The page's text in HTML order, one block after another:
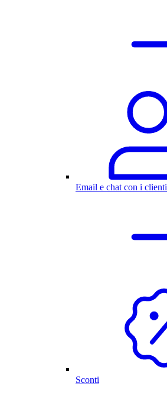
Email e chat con i clienti
Sconti